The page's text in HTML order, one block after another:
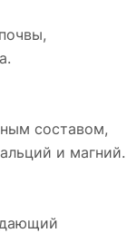
составом,
и магний.